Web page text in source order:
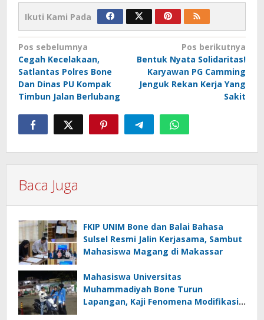
Ikuti Kami Pada
Navigasi
pos
Pos sebelumnya
Cegah Kecelakaan,
Satlantas Polres Bone
Dan Dinas PU Kompak
Timbun Jalan Berlubang
Pos berikutnya
Bentuk Nyata Solidaritas!
Karyawan PG Camming
Jenguk Rekan Kerja Yang
Sakit
Baca Juga
FKIP UNIM Bone dan Balai Bahasa
Sulsel Resmi Jalin Kerjasama, Sambut
Mahasiswa Magang di Makassar
Mahasiswa Universitas
Muhammadiyah Bone Turun
Lapangan, Kaji Fenomena Modifikasi